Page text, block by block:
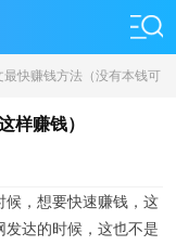
快赚钱方法（没有本钱可
样赚钱）
候，想要快速赚钱，这
达的时候，这也不是